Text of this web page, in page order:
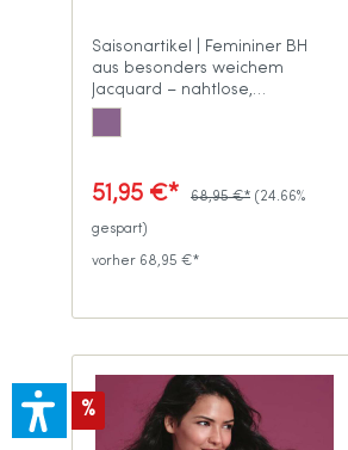
Saisonartikel | Femininer BH
aus besonders weichem
Jacquard – nahtlose,
vorgeformte Cups
51,95 €* 68,95 €* (24.66%
gespart)
vorher 68,95 €*
%